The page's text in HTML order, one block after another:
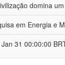
domina
em Energia e
31 00:00:00